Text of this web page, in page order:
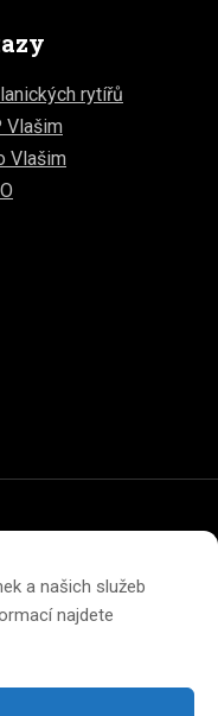
a našich služeb
najdete
rytířů
Vlašim
Vlašim
o ochraně soukromí